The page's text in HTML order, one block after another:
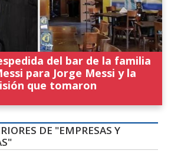
del bar de la familia
para Jorge Messi y la
que tomaron
DE "EMPRESAS Y